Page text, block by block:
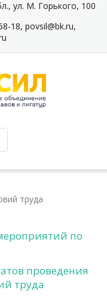
ул. М. Горького, 100
18, povsil@bk.ru,
труда
по
проведения
труда